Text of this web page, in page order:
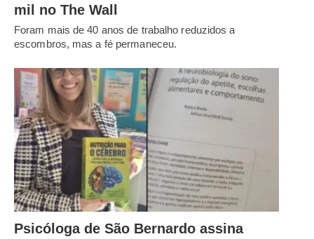
mil no The Wall
Foram mais de 40 anos de trabalho reduzidos a
escombros, mas a fé permaneceu.
Psicóloga de São Bernardo assina